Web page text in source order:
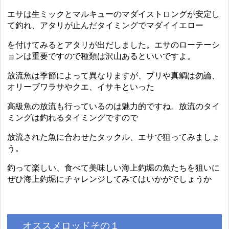
エサは生ミックとマルキューのマダイストロングが安定し
て釣れ、アタリが止んだタイミングでマダイイエロー
を付けてみるとアタリが出だしました。エサのローテーシ
ョンは重要ですので種類は沢山あるといいですよ。
放流魚は季節によって異なりますが、ブリや真鯛は勿論、
オリーブワラサやクエ、イサキといった
高級魚の放流も行っているのは魅力的ですね。放流のタイ
ミングは釣れるタイミングですので
放流された魚に合わせたタックル、エサで狙ってみましょ
う。
釣って楽しい、食べて美味しい海上釣堀の魚たちを狙いに
ぜひ海上釣堀にチャレンジしてみてはいかがでしょうか
オススメロッドその１